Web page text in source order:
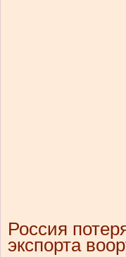
Россия
экспорта